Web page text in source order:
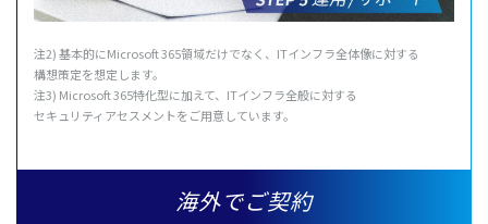
注2)基本的にMicrosoft 365領域だけでなく、ITインフラ全体像に対する
構想策定を想定 します。
注3) Microsoft 365特化型に加えて、ITインフラ全般に対する
セキュリティアセスメントをご用意 しています。
海外でご契約